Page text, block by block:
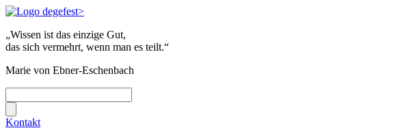
„Wissen ist das einzige Gut,
das sich vermehrt, wenn man es teilt.“
Marie von Ebner-Eschenbach
Kontakt